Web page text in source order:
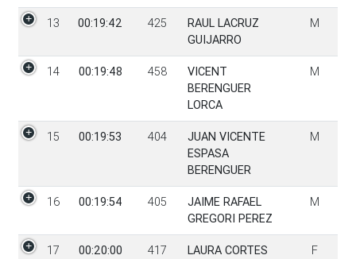
13 00:19:42 425
RAUL LACRUZ
GUIJARRO
M
14 00:19:48 458
VICENT
BERENGUER
LORCA
M
15 00:19:53 404
JUAN VICENTE
ESPASA
BERENGUER
M
16 00:19:54 405
JAIME RAFAEL
GREGORI PEREZ
M
17 00:20:00 417
LAURA CORTES
F